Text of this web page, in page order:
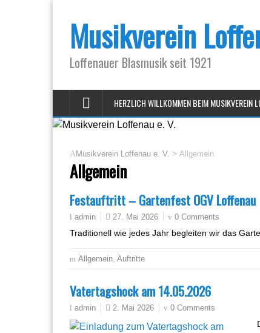
Musikverein
Loffenauer Blasmusik seit 1921
HERZLICH WILLKOMMEN BEIM MUSIKVEREIN
Musikverein Loffenau e. V. > Allgemein
Allgemein
Festauftritt – Gartenfest OGV Loffenau
admin 27. Mai 2026 0 Comments
Traditionell wie jedes Jahr begleiten wir das
Allgemein, Auftritte
Vatertagshock am 14.05.2026
admin 2. Mai 2026 0 Comments